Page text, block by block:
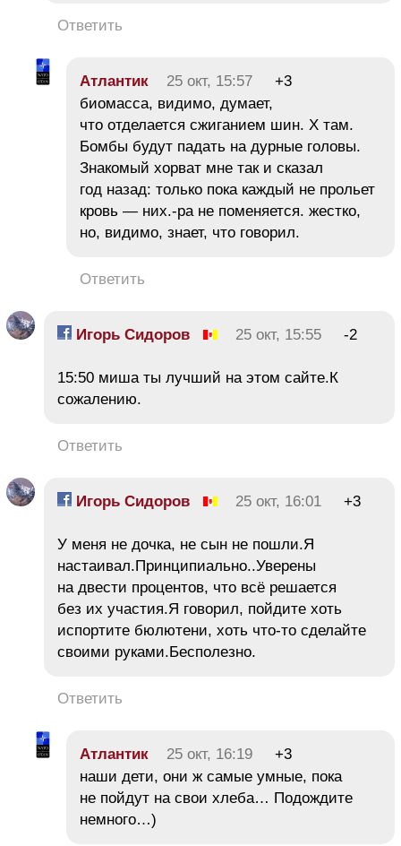
Ответить
Атлантик 25 окт, 15:57
+3
биомасса, видимо, думает,
что отделается сжиганием шин. Х там.
Бомбы будут падать на дурные головы.
Знакомый хорват мне так и сказал
год назад: только пока каждый не прольет
кровь — них.-ра не поменяется. жестко,
но, видимо, знает, что говорил.
Ответить
Игорь Сидоров 25 окт, 15:55 -2
15:50 миша ты лучший на этом сайте.К
сожалению.
Ответить
Игорь Сидоров 25 окт, 16:01 +3
У меня не дочка, не сын не пошли.Я
настаивал.Принципиально..Уверены
на двести процентов, что всё решается
без их участия.Я говорил, пойдите хоть
испортите бюлютени, хоть что-то сделайте
своими руками.Бесполезно.
Ответить
Атлантик 25 окт, 16:19
+3
наши дети, они ж самые умные, пока
не пойдут на свои хлеба… Подождите
немного…)